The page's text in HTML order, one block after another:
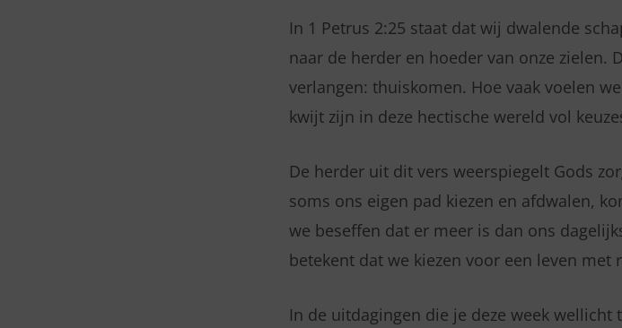
In 1 Petrus 2:25 staat dat wij dwalende
naar de herder en hoeder van onze zielen.
verlangen: thuiskomen. Hoe vaak voelen
kwijt zijn in deze hectische wereld vol
De herder uit dit vers weerspiegelt Gods
soms ons eigen pad kiezen en afdwalen,
we beseffen dat er meer is dan ons
betekent dat we kiezen voor een leven met
In de uitdagingen die je deze week